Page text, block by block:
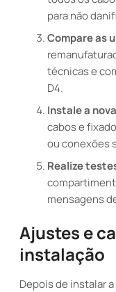
para não
Compare as
técnicas e
D4.
Instale a
cabos e
ou conexões
Realize
mensagens
Ajustes e
instalação
Depois de instalar a